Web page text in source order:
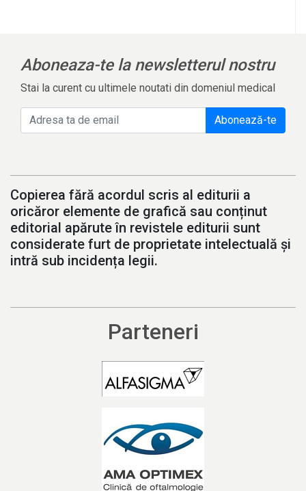
Aboneaza-te la newsletterul nostru
Stai la curent cu ultimele noutati din domeniul medical
Abonează-te
Copierea fără acordul scris al editurii a
oricăror elemente de grafică sau conținut
editorial apărute în revistele editurii sunt
considerate furt de proprietate intelectuală și
intră sub incidența legii.
Parteneri